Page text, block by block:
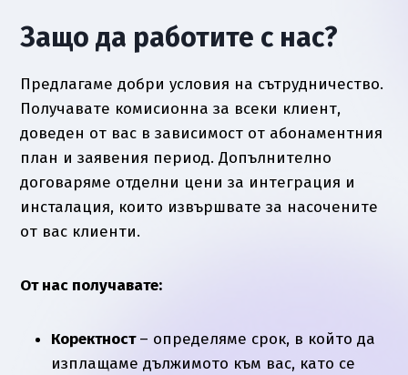
Защо да работите с нас?
Предлагаме добри условия на сътрудничество.
Получавате комисионна за всеки клиент,
доведен от вас в зависимост от абонаментния
план и заявения период. Допълнително
договаряме отделни цени за интеграция и
инсталация, които извършвате за насочените
от вас клиенти.
От нас получавате:
Коректност– определяме срок, в който да
изплащаме дължимото към вас, като се